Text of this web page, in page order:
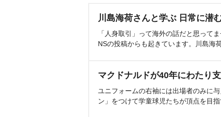
川島海荷さんと学ぶ 日常に潜
「人身取引」って海外の話だと思って
NSの投稿からも起きています。川島海
マクドナルドが40年にわたり
ユニフォームの右袖には出場者のみに
ン」をつけて学童球児たちが頂点を目指